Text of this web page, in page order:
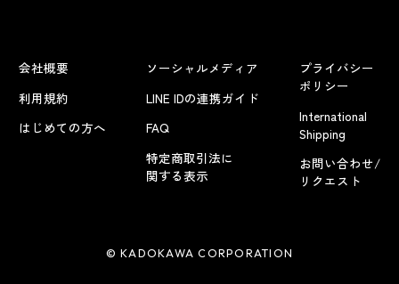
会社概要
利用規約
はじめての方へ
ソーシャルメディア
LINE IDの連携ガイド
FAQ
特定商取引法に
関する表示
プライバシー
ポリシー
International
Shipping
お問い合わせ/
リクエスト
© KADOKAWA CORPORATION